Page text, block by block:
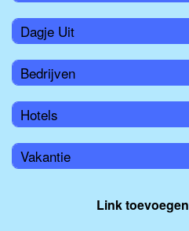
Dagje Uit
Bedrijven
Hotels
Vakantie
Link toevoegen